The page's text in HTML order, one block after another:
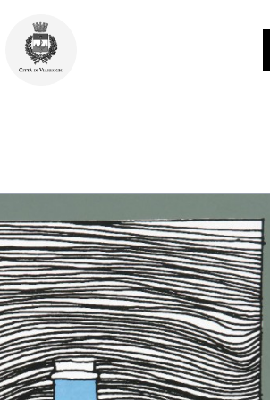
SHOP
LE COLLEZIONI
GLI AUTORI
LORENZO VIANI
MOSTRE
EVENTI
PALAZZO DELLE MUSE